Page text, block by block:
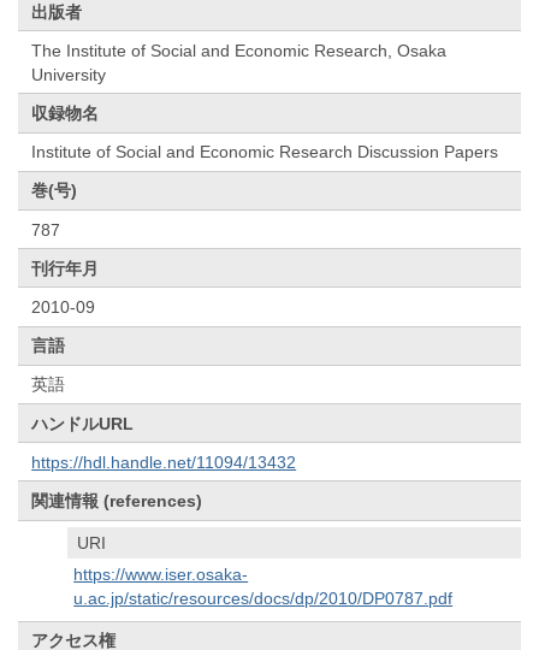
出版者
The Institute of Social and Economic Research, Osaka
University
収録物名
Institute of Social and Economic Research Discussion Papers
巻(号)
787
刊行年月
2010-09
言語
英語
ハンドルURL
https://hdl.handle.net/11094/13432
関連情報 (references)
URI
https://www.iser.osaka-
u.ac.jp/static/resources/docs/dp/2010/DP0787.pdf
アクセス権